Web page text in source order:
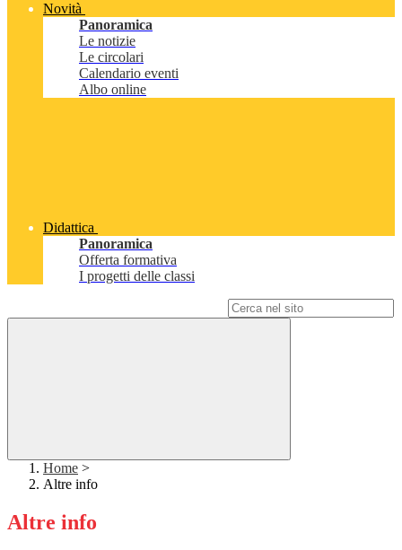
Novità
Panoramica
Le notizie
Le circolari
Calendario eventi
Albo online
Didattica
Panoramica
Offerta formativa
I progetti delle classi
Home >
Altre info
Altre info